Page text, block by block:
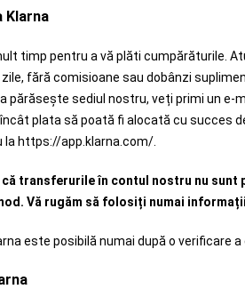
Klarna
timp pentru a vă plăti cumpărăturile.
fără comisioane sau dobânzi
părăsește sediul nostru, veți primi un
plata să poată fi alocată cu succes
la https://app.klarna.com/.
transferurile în contul nostru nu
Vă rugăm să folosiți numai
este posibilă numai după o verificare